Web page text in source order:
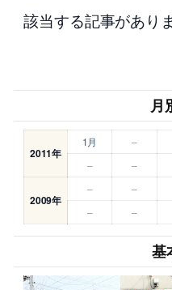
該当する記事があり
月
2011年
1月 –
–
–
2009年
– –
–
–
基